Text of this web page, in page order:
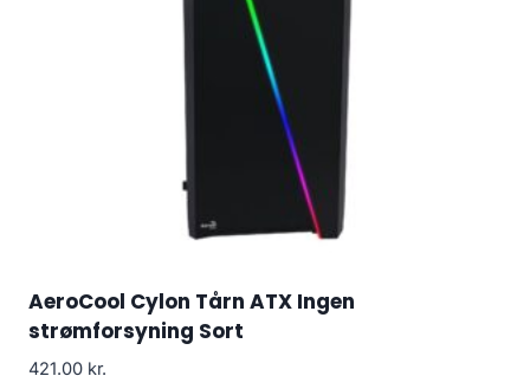
AeroCool Cylon Tårn ATX Ingen
strømforsyning Sort
421.00 kr.